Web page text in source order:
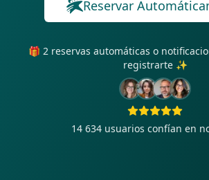
Reservar
🎁 2 reservas automáticas o
registrarte ✨
14 634 usuarios confían en